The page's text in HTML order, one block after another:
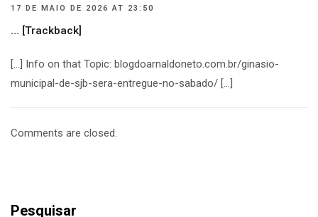
17 DE MAIO DE 2026 AT 23:50
… [Trackback]
[…] Info on that Topic: blogdoarnaldoneto.com.br/ginasio-
municipal-de-sjb-sera-entregue-no-sabado/ […]
Comments are closed.
Pesquisar